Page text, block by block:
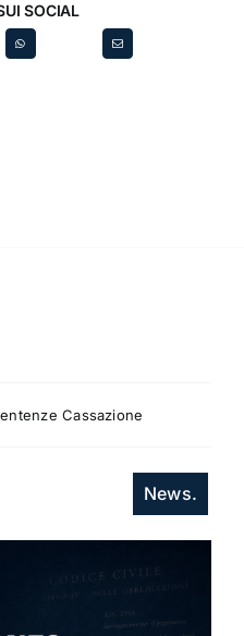
SOCIAL
Cassazione
News.